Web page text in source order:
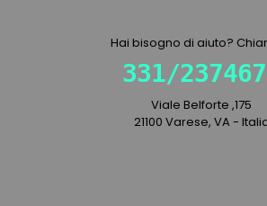
Hai bisogno di aiuto?
331/
Viale Belforte ,175
21100 Varese, VA -